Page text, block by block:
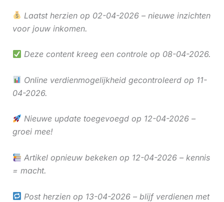
Laatst herzien op 02-04-2026 – nieuwe inzichten
voor jouw inkomen.
Deze content kreeg een controle op 08-04-2026.
Online verdienmogelijkheid gecontroleerd op 11-
04-2026.
Nieuwe update toegevoegd op 12-04-2026 –
groei mee!
Artikel opnieuw bekeken op 12-04-2026 – kennis
= macht.
Post herzien op 13-04-2026 – blijf verdienen met